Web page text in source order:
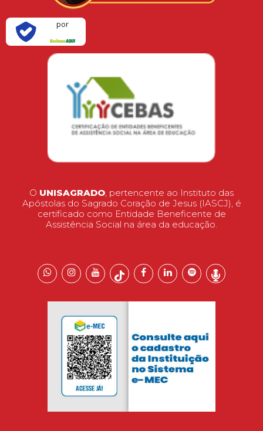
por
O UNISAGRADO, pertencente ao Instituto das
Apóstolas do Sagrado Coração de Jesus (IASCJ), é
certificado como Entidade Beneficente de
Assistência Social na área da educação.